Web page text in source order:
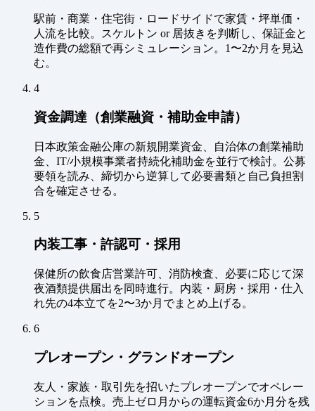
駅前・商業・住宅街・ロードサイドで家賃・坪単価・
人流を比較。スケルトン or 居抜きを判断し、保証金と
造作費の総額で再シミュレーション。1〜2か月を見込
む。
4
資金調達（創業融資・補助金申請）
日本政策金融公庫の新規開業資金、自治体の創業補助
金、IT/小規模事業者持続化補助金を並行で検討。公募
要領を読み、締切から逆算して必要書類と自己負担割
合を確定させる。
5
内装工事・許認可・採用
保健所の飲食店営業許可、消防検査、必要に応じて深
夜酒類提供届出を同時進行。内装・厨房・採用・仕入
れ先の4本立てを2〜3か月でまとめ上げる。
6
プレオープン・グランドオープン
友人・家族・取引先を招いたプレオープンでオペレー
ションを点検。売上ゼロ月からの運転資金6か月分を残